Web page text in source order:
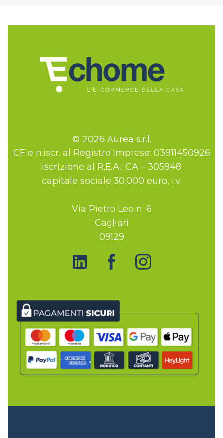
© 2026 Aurea s.r.l.
CF e n.iscr. al Registro Imprese: 03911450926
iscrizione al R.E.A.: CA – 305948
capitale sociale 30.000 euro, i.v.
Via Pietro Leo n. 6
Cagliari
09129